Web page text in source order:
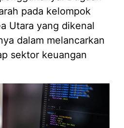
pada kelompok
Utara yang dikenal
dalam melancarkan
sektor keuangan